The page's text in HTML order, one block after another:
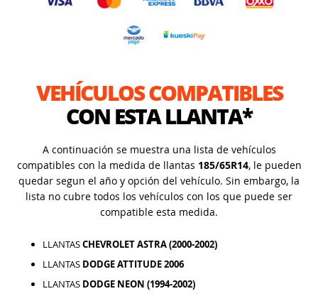
VEHÍCULOS COMPATIBLES
CON ESTA LLANTA*
A continuación se muestra una lista de vehículos
compatibles con la medida de llantas 185/65R14, le pueden
quedar segun el año y opción del vehículo. Sin embargo, la
lista no cubre todos los vehículos con los que puede ser
compatible esta medida.
LLANTASCHEVROLET ASTRA (2000-2002)
LLANTAS DODGE ATTITUDE 2006
LLANTAS DODGE NEON (1994-2002)